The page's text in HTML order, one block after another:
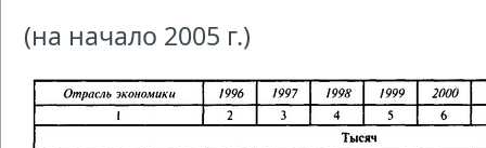
(на начало 2005 г.)